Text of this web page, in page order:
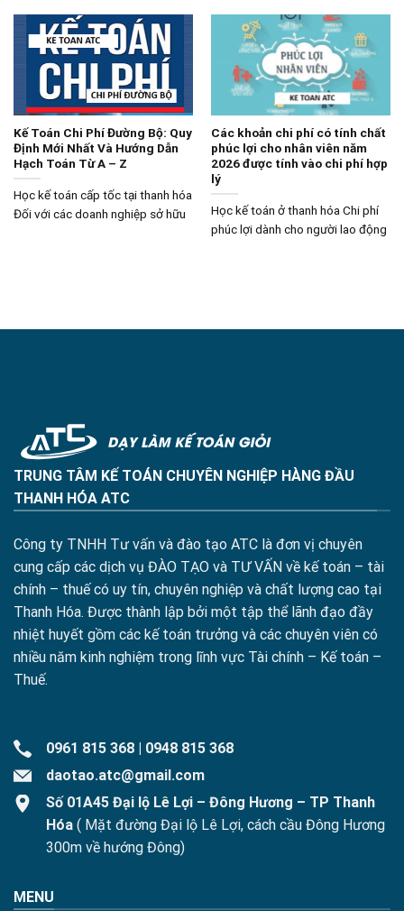
Kế Toán Chi Phí Đường Bộ: Quy
Định Mới Nhất Và Hướng Dẫn
Hạch Toán Từ A – Z
Học kế toán cấp tốc tại thanh hóa
Đối với các doanh nghiệp sở hữu
Các khoản chi phí có tính chất
phúc lợi cho nhân viên năm
2026 được tính vào chi phí hợp
lý
Học kế toán ở thanh hóa Chi phí
phúc lợi dành cho người lao động
TRUNG TÂM KẾ TOÁN CHUYÊN NGHIỆP HÀNG ĐẦU
THANH HÓA ATC
Công ty TNHH Tư vấn và đào tạo ATC là đơn vị chuyên
cung cấp các dịch vụ ĐÀO TẠO và TƯ VẤN về kế toán – tài
chính – thuế có uy tín, chuyên nghiệp và chất lượng cao tại
Thanh Hóa. Được thành lập bởi một tập thể lãnh đạo đầy
nhiệt huyết gồm các kế toán trưởng và các chuyên viên có
nhiều năm kinh nghiệm trong lĩnh vực Tài chính – Kế toán –
Thuế.
0961 815 368 | 0948 815 368
daotao.atc@gmail.com
Số 01A45 Đại lộ Lê Lợi – Đông Hương – TP Thanh
Hóa ( Mặt đường Đại lộ Lê Lợi, cách cầu Đông Hương
300m về hướng Đông)
MENU